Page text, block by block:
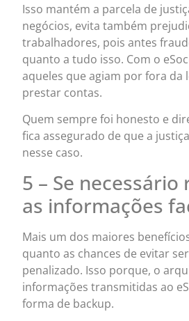
Isso mantém a parcela de
negócios, evita também
trabalhadores, pois antes
quanto a tudo isso. Com o
aqueles que agiam por fora da
prestar contas.
Quem sempre foi honesto e
fica assegurado de que a
nesse caso.
5 – Se necessário
as informações
Mais um dos maiores
quanto as chances de evitar
penalizado. Isso porque, o
informações transmitidas ao
forma de backup.